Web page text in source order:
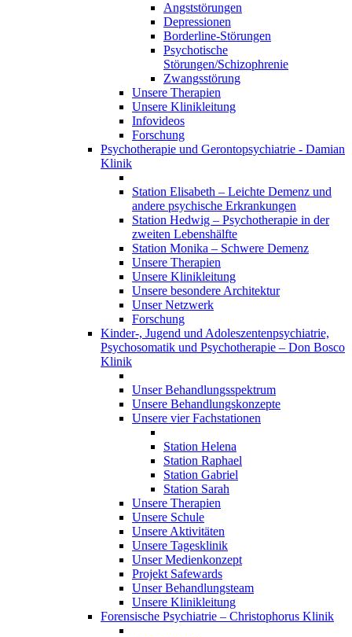
Angststörungen
Depressionen
Borderline-Störungen
Psychotische
Störungen/Schizophrenie
Zwangsstörung
Unsere Therapien
Unsere Klinikleitung
Infovideos
Forschung
Psychotherapie und Gerontopsychiatrie - Damian
Klinik
Station Elisabeth – Leichte Demenz und
andere psychische Erkrankungen
Station Hedwig – Psychotherapie in der
zweiten Lebenshälfte
Station Monika – Schwere Demenz
Unsere Therapien
Unsere Klinikleitung
Unsere besondere Architektur
Unser Netzwerk
Forschung
Kinder-, Jugend und Adoleszentenpsychiatrie,
Psychosomatik und Psychotherapie – Don Bosco
Klinik
Unser Behandlungsspektrum
Unsere Behandlungskonzepte
Unsere vier Fachstationen
Station Helena
Station Raphael
Station Gabriel
Station Sarah
Unsere Therapien
Unsere Schule
Unsere Aktivitäten
Unsere Tagesklinik
Unser Medienkonzept
Projekt Safewards
Unser Behandlungsteam
Unsere Klinikleitung
Forensische Psychiatrie – Christophorus Klinik